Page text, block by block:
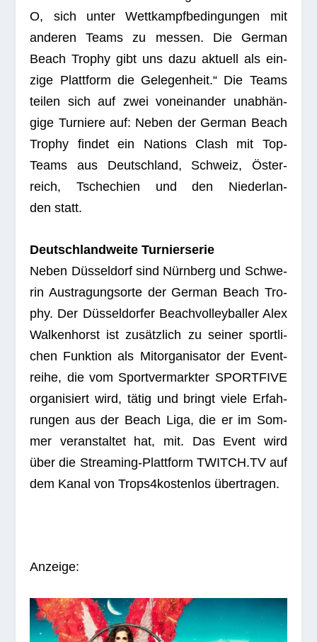
O, sich unter Wett­kampf­be­din­gun­gen mit
ande­ren Teams zu mes­sen. Die Ger­man
Beach Tro­phy gibt uns dazu aktu­ell als ein­
zige Platt­form die Gele­gen­heit.“ Die Teams
tei­len sich auf zwei von­ein­an­der unab­hän­
gige Tur­niere auf: Neben der Ger­man Beach
Tro­phy fin­det ein Nati­ons Clash mit Top-
Teams aus Deutsch­land, Schweiz, Öster­
reich, Tsche­chien und den Nie­der­lan­
den statt.
Deutsch­land­weite Turnierserie
Neben Düs­sel­dorf sind Nürn­berg und Schwe­
rin Aus­tra­gungs­orte der Ger­man Beach Tro­
phy. Der Düs­sel­dor­fer Beach­vol­ley­bal­ler Alex
Wal­ken­horst ist zusätz­lich zu sei­ner sport­li­
chen Funk­tion als Mit­or­ga­ni­sa­tor der Event­
reihe, die vom Sport­ver­mark­ter SPORTFIVE
orga­ni­siert wird, tätig und bringt viele Erfah­
run­gen aus der Beach Liga, die er im Som­
mer ver­an­stal­tet hat, mit. Das Event wird
über die Strea­ming-Platt­form TWITCH.TVauf
dem Kanal vonTrops4kos­ten­los übertragen.
Anzeige: